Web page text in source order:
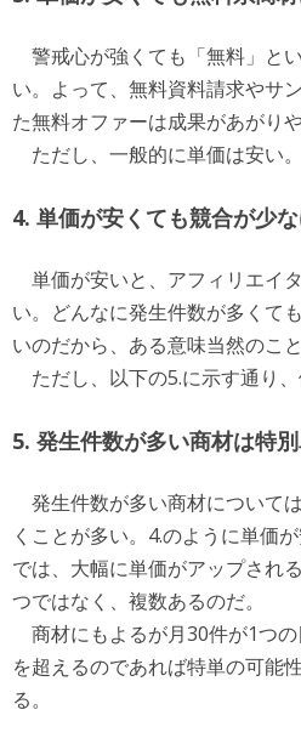
警戒心が強くても「無料」と
い。よって、無料資料請求やサ
た無料オファーは成果があがりや
ただし、一般的に単価は安い。
4. 単価が安くても競合が少
単価が安いと、アフィリエイ
い。どんなに発生件数が多くて
いのだから、ある意味当然のこと
ただし、以下の5.に示す通り、
5. 発生件数が多い商材は特
発生件数が多い商材について
くことが多い。4.のように単価
では、大幅に単価がアップされ
つではなく、複数あるのだ。
商材にもよるが月30件が1つ
を超えるのであれば特単の可能
る。